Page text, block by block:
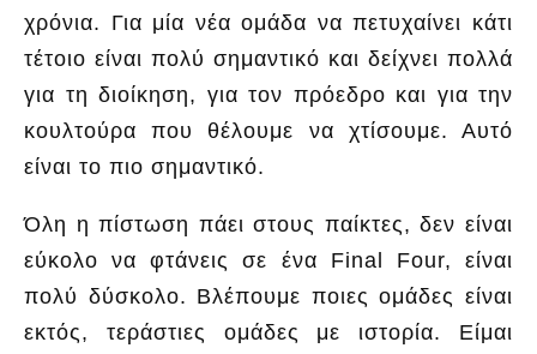
χρόνια. Για μία νέα ομάδα να πετυχαίνει κάτι
τέτοιο είναι πολύ σημαντικό και δείχνει πολλά
για τη διοίκηση, για τον πρόεδρο και για την
κουλτούρα που θέλουμε να χτίσουμε. Αυτό
είναι το πιο σημαντικό.
Όλη η πίστωση πάει στους παίκτες, δεν είναι
εύκολο να φτάνεις σε ένα Final Four, είναι
πολύ δύσκολο. Βλέπουμε ποιες ομάδες είναι
εκτός, τεράστιες ομάδες με ιστορία. Είμαι